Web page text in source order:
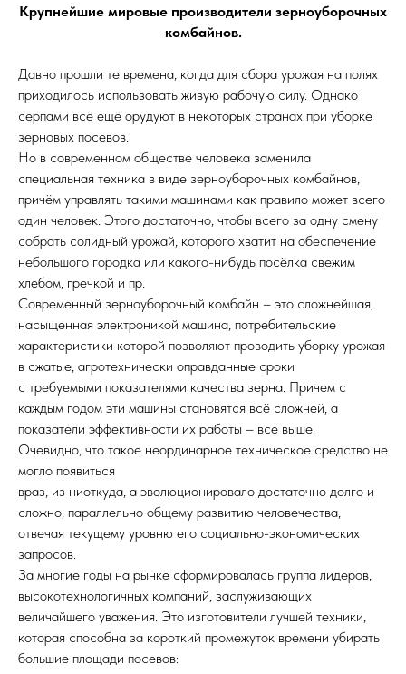
Крупнейшие мировые производители зерноуборочных
комбайнов.
Давно прошли те времена, когда для сбора урожая на полях
приходилось использовать живую рабочую силу. Однако
серпами всё ещё орудуют в некоторых странах при уборке
зерновых посевов.
Но в современном обществе человека заменила
специальная техника в виде зерноуборочных комбайнов,
причём управлять такими машинами как правило может всего
один человек. Этого достаточно, чтобы всего за одну смену
собрать солидный урожай, которого хватит на обеспечение
небольшого городка или какого-нибудь посёлка свежим
хлебом, гречкой и пр.
Современный зерноуборочный комбайн – это сложнейшая,
насыщенная электроникой машина, потребительские
характеристики которой позволяют проводить уборку урожая
в сжатые, агротехнически оправданные сроки
с требуемыми показателями качества зерна. Причем с
каждым годом эти машины становятся всё сложней, а
показатели эффективности их работы – все выше.
Очевидно, что такое неординарное техническое средство не
могло появиться
враз, из ниоткуда, а эволюционировало достаточно долго и
сложно, параллельно общему развитию человечества,
отвечая текущему уровню его социально-экономических
запросов.
За многие годы на рынке сформировалась группа лидеров,
высокотехнологичных компаний, заслуживающих
величайшего уважения. Это изготовители лучшей техники,
которая способна за короткий промежуток времени убирать
большие площади посевов: